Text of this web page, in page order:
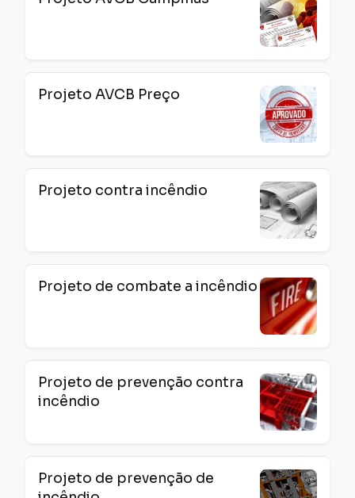
Projeto AVCB Preço
Projeto contra incêndio
Projeto de combate a incêndio
Projeto de prevenção contra
incêndio
Projeto de prevenção de